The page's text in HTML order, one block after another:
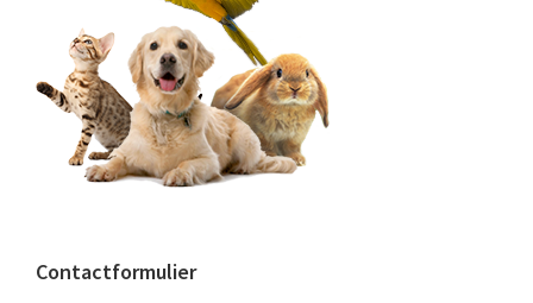
Contactformulier